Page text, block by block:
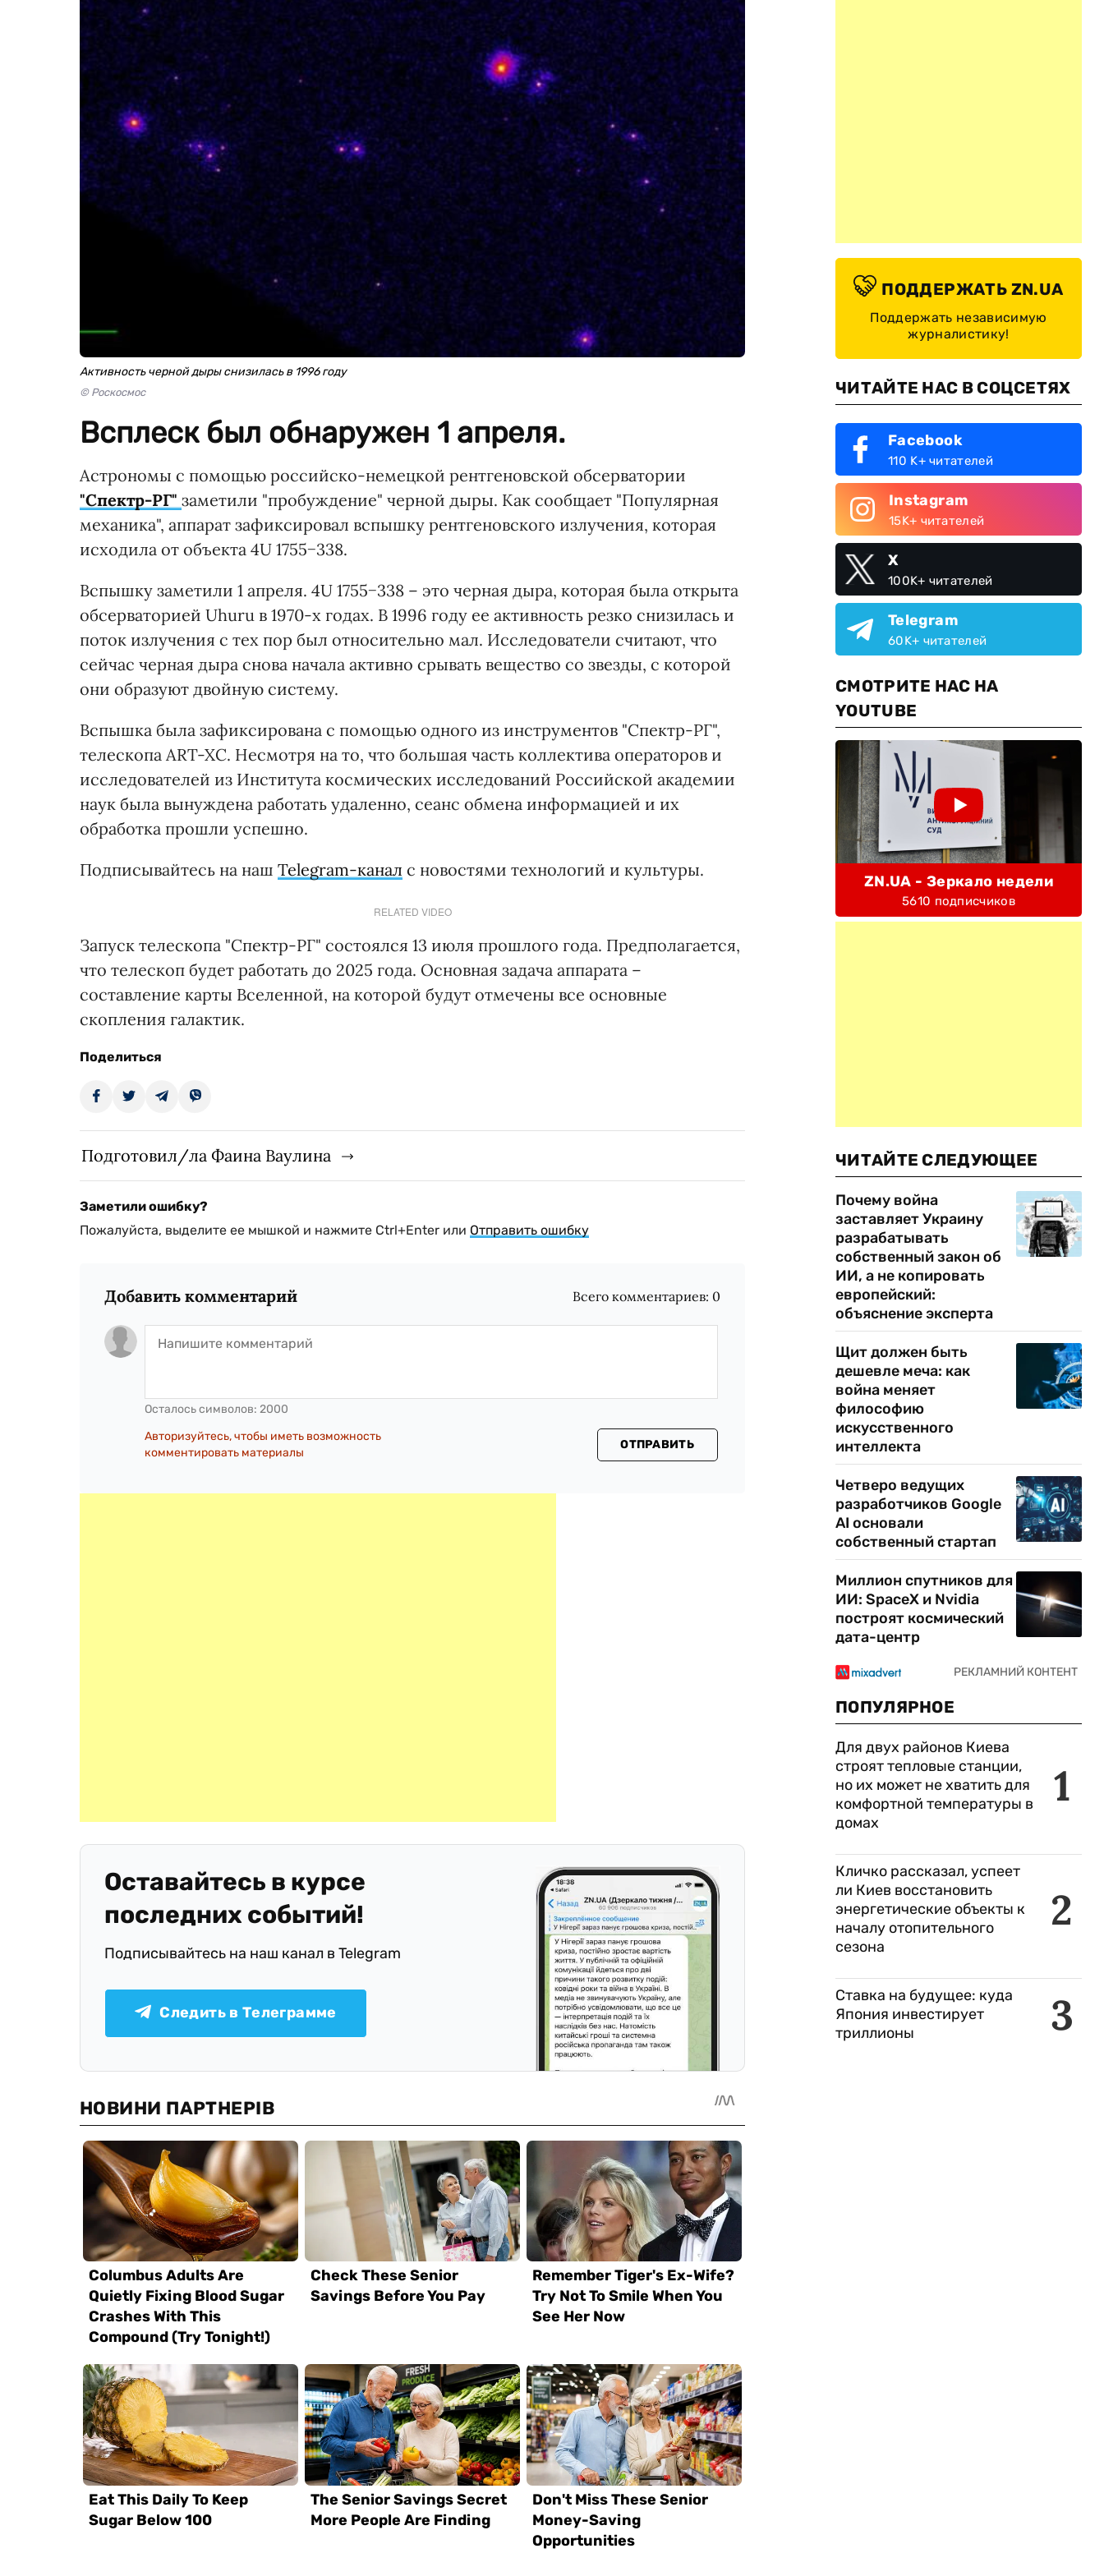
Активность черной дыры снизилась в 1996 году
© Роскосмос
Всплеск был обнаружен 1 апреля.
Астрономы с помощью российско-немецкой рентгеновской обсерватории
"Спектр-РГ" заметили "пробуждение" черной дыры. Как сообщает "Популярная
механика", аппарат зафиксировал вспышку рентгеновского излучения, которая
исходила от объекта 4U 1755−338.
Вспышку заметили 1 апреля. 4U 1755−338 – это черная дыра, которая была открыта
обсерваторией Uhuru в 1970-х годах. В 1996 году ее активность резко снизилась и
поток излучения с тех пор был относительно мал. Исследователи считают, что
сейчас черная дыра снова начала активно срывать вещество со звезды, с которой
они образуют двойную систему.
Вспышка была зафиксирована с помощью одного из инструментов "Спектр-РГ",
телескопа ART-XC. Несмотря на то, что большая часть коллектива операторов и
исследователей из Института космических исследований Российской академии
наук была вынуждена работать удаленно, сеанс обмена информацией и их
обработка прошли успешно.
Подписывайтесь на наш Telegram-канал с новостями технологий и культуры.
RELATED VIDEO
Запуск телескопа "Спектр-РГ" состоялся 13 июля прошлого года. Предполагается,
что телескоп будет работать до 2025 года. Основная задача аппарата –
составление карты Вселенной, на которой будут отмечены все основные
скопления галактик.
Поделиться
Подготовил/ла Фаина Ваулина
Заметили ошибку?
Пожалуйста, выделите ее мышкой и нажмите Ctrl+Enter или Отправить ошибку
Добавить комментарий Всего комментариев: 0
Осталось символов: 2000
Авторизуйтесь, чтобы иметь возможность
комментировать материалы
ОТПРАВИТЬ
Оставайтесь в курсе
последних событий!
Подписывайтесь на наш канал в Telegram
Следить в Телеграмме
ПОДДЕРЖАТЬ ZN.UA
Поддержать независимую
журналистику!
ЧИТАЙТЕ НАС В СОЦСЕТЯХ
Facebook
110 K+ читателей
Instagram
15K+ читателей
X
100K+ читателей
Telegram
60K+ читателей
СМОТРИТЕ НАС НА
YOUTUBE
ZN.UA - Зеркало недели
5610 подписчиков
ЧИТАЙТЕ СЛЕДУЮЩЕЕ
Почему война
заставляет Украину
разрабатывать
собственный закон об
ИИ, а не копировать
европейский:
объяснение эксперта
Щит должен быть
дешевле меча: как
война меняет
философию
искусственного
интеллекта
Четверо ведущих
разработчиков Google
AI основали
собственный стартап
Миллион спутников для
ИИ: SpaceX и Nvidia
построят космический
дата-центр
ПОПУЛЯРНОЕ
1
Для двух районов Киева
строят тепловые станции,
но их может не хватить для
комфортной температуры в
домах
2
Кличко рассказал, успеет
ли Киев восстановить
энергетические объекты к
началу отопительного
сезона
3
Ставка на будущее: куда
Япония инвестирует
триллионы